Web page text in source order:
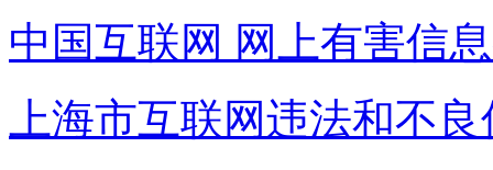
中国互联网 网上有害信
上海市互联网违法和不